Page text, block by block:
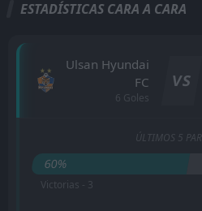
ESTADÍSTICAS CARA A CARA
Ulsan Hyundai
FC
6 Goles
VS
ÚLTIMOS 5
60%
Victorias - 3